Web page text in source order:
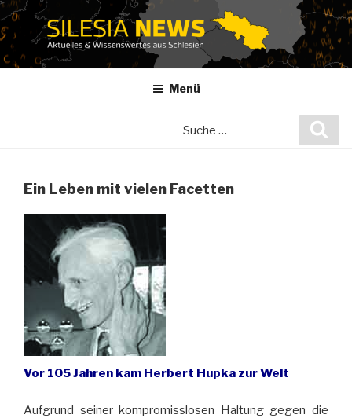
Zum
Inhalt
springen
Menü
Ein Leben mit vielen Facetten
Vor 105 Jahren kam Herbert Hupka zur Welt
Aufgrund seiner kompromisslosen Haltung gegen die